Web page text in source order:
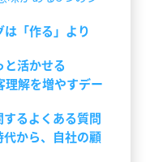
「作る」より
活かせる
解を増やすデー
るよくある質問
から、自社の顧